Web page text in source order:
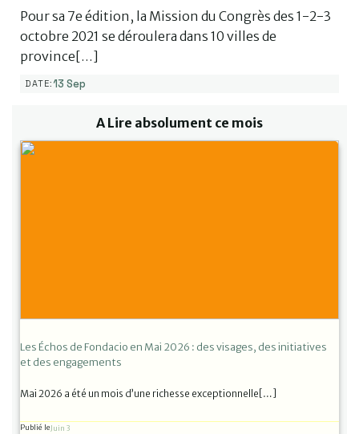
Pour sa 7e édition, la Mission du Congrès des 1-2-3
octobre 2021 se déroulera dans 10 villes de
province[…]
DATE:13 Sep
A Lire absolument ce mois
Les Échos de Fondacio en Mai 2026 : des visages, des initiatives
et des engagements
Mai 2026 a été un mois d’une richesse exceptionnelle[…]
Publié leJuin 3